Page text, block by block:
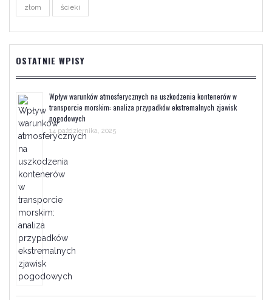
złom ścieki
OSTATNIE WPISY
Wpływ warunków atmosferycznych na uszkodzenia kontenerów w
transporcie morskim: analiza przypadków ekstremalnych zjawisk
pogodowych
14 października, 2025